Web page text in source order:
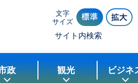
文字
サイズ
サイト内検索
政 観光 ビジネ